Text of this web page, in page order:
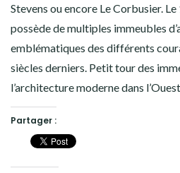
Stevens ou encore Le Corbusier.
possède de multiples immeubles
emblématiques des différents
siècles derniers. Petit tour des
l’architecture moderne dans
Partager :